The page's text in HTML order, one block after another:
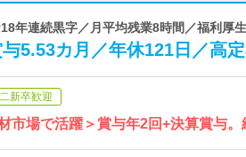
年連続黒字／月平均残業8時間／福利厚
5.53カ月／年休121日／高
新卒歓迎
市場で活躍＞賞与年2回+決算賞与